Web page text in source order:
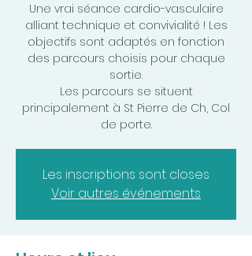
Une vrai séance cardio-vasculaire
alliant technique et convivialité ! Les
objectifs sont adaptés en fonction
des parcours choisis pour chaque
sortie.
Les parcours se situent
principalement à St Pierre de Ch, Col
de porte.
Les inscriptions sont closes
Voir autres événements